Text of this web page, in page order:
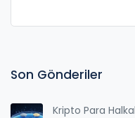
Son Gönderiler
Kripto Para